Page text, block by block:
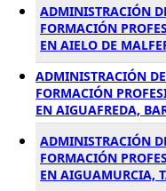
ADMINISTRACIÓN
FORMACIÓN
EN AIELO DE
ADMINISTRACIÓN
FORMACIÓN
EN AIGUAFREDA,
ADMINISTRACIÓN
FORMACIÓN
EN AIGUAMURCIA,